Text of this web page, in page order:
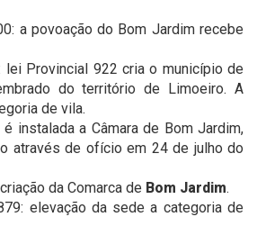
a povoação do Bom Jardim recebe
lei Provincial 922 cria o município de
do território de Limoeiro. A
de vila.
instalada a Câmara de Bom Jardim,
através de ofício em 24 de julho do
da Comarca de Bom Jardim.
elevação da sede a categoria de